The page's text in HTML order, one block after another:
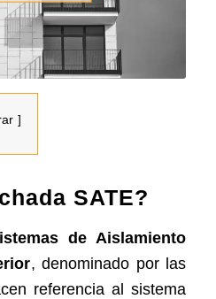
SATE?
de Aislamiento
, denominado por las
referencia al sistema